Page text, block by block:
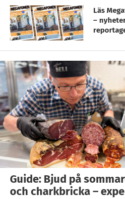
Läs
–
Guide: Bjud på
och charkbricka –